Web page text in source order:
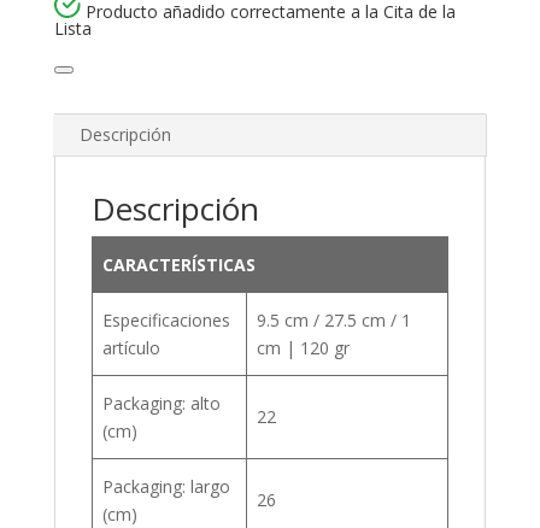
Producto añadido correctamente a la Cita de la
Lista
Descripción
Descripción
CARACTERÍSTICAS
Especificaciones
artículo
9.5 cm / 27.5 cm / 1
cm | 120 gr
Packaging: alto
(cm)
22
Packaging: largo
(cm)
26